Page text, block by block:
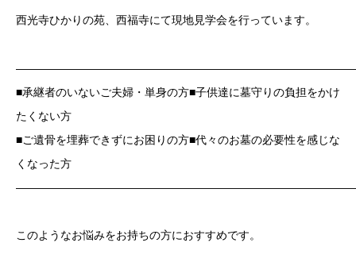
西光寺ひかりの苑、西福寺にて現地見学会を行っています。
■承継者のいないご夫婦・単身の方■子供達に墓守りの負担をかけ
たくない方
■ご遺骨を埋葬できずにお困りの方■代々のお墓の必要性を感じな
くなった方
このようなお悩みをお持ちの方におすすめです。